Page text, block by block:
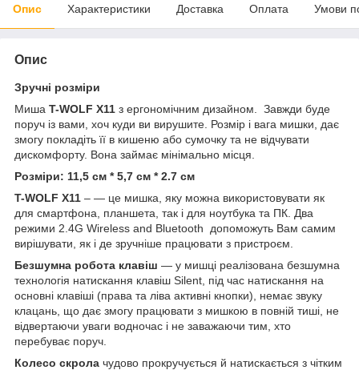
Опис Характеристики Доставка Оплата Умови
Опис
Зручні розміри
Миша T-WOLF X11 з ергономічним дизайном.
Завжди буде
поруч із вами, хоч куди ви вирушите. Розмір і вага мишки, дає
змогу покладіть її в кишеню або сумочку та не відчувати
дискомфорту. Вона займає мінімально місця.
Розміри: 11,5 см * 5,7 см * 2.7 см
T-WOLF X11 – — це мишка, яку можна використовувати як
для смартфона, планшета, так і для ноутбука та ПК. Два
режими 2.4G Wireless and Bluetooth допоможуть Вам самим
вирішувати, як і де зручніше працювати з пристроєм.
Безшумна робота клавіш — у мишці реалізована безшумна
технологія натискання клавіш Silent, під час натискання на
основні клавіші (права та ліва активні кнопки), немає звуку
клацань, що дає змогу працювати з мишкою в повній тиші, не
відвертаючи уваги водночас і не заважаючи тим, хто
перебуває поруч.
Колесо скрола чудово прокручується й натискається з чітким